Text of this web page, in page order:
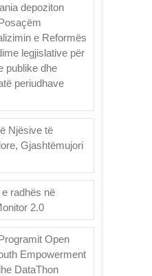
depoziton
e Reformës
legjislative për
publike dhe
periudhave
Njësive të
Gjashtëmujori
radhës në
2.0
Open
Empowerment
DataThon